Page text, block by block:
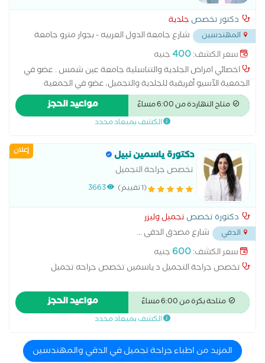
الجلدية والتناسليةدكتور تخصص جلدية
المهندسين
شارع جامعة الدول العربيه - بجوار مترو جامعة
الدول - العجوزه...
سعر الكشف:400جنيه
اخصائي امراض الجلدية والتناسلية جامعة عين شمس . عضو في
الجمعية الآسيو أفريقية للجلدية والتجميل، عضو في الجمعية
المصرية للأمراض الجلدية والتناسلية علاج حالات الصلع الوراثي وزراعة
الشعر باحدث طرق العلاج .
متاح النهاردة من 6:00 مساءً مواعيد الحجز
الكشف بميعاد محدد
إعلان دكتورة ياسمين نبيل
تخصص جراحة التجميل
(1 تقييم) 3663
دكتورة تخصص تجميل وليزر
الدقي شارع مصدق الدقى...
سعر الكشف:600 جنيه
تخصص جراحة التجميل د ياسمين تخصص جراحه تجميل
متاحة بكرة من 6:00 مساءً مواعيد الحجز
الكشف بميعاد محدد
المزيد من اطباء جراحة تجميل في الدقي والمهندسين